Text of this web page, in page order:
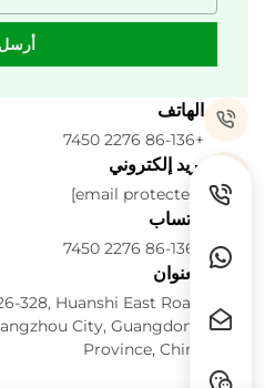
أرسل
الهاتف
+86-136 2276 7450
بريد إلكتروني
واتساب
العنوان
328, Huanshi East Road,
City, Guangdong
Province, China